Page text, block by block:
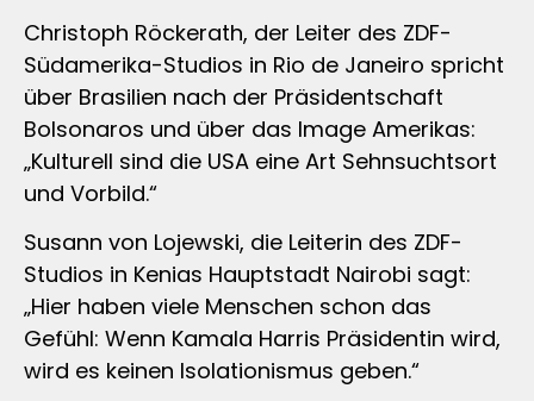
Christoph Röckerath, der Leiter des ZDF-
Südamerika-Studios in Rio de Janeiro spricht
über Brasilien nach der Präsidentschaft
Bolsonaros und über das Image Amerikas:
„Kulturell sind die USA eine Art Sehnsuchtsort
und Vorbild.“
Susann von Lojewski, die Leiterin des ZDF-
Studios in Kenias Hauptstadt Nairobi sagt:
„Hier haben viele Menschen schon das
Gefühl: Wenn Kamala Harris Präsidentin wird,
wird es keinen Isolationismus geben.“